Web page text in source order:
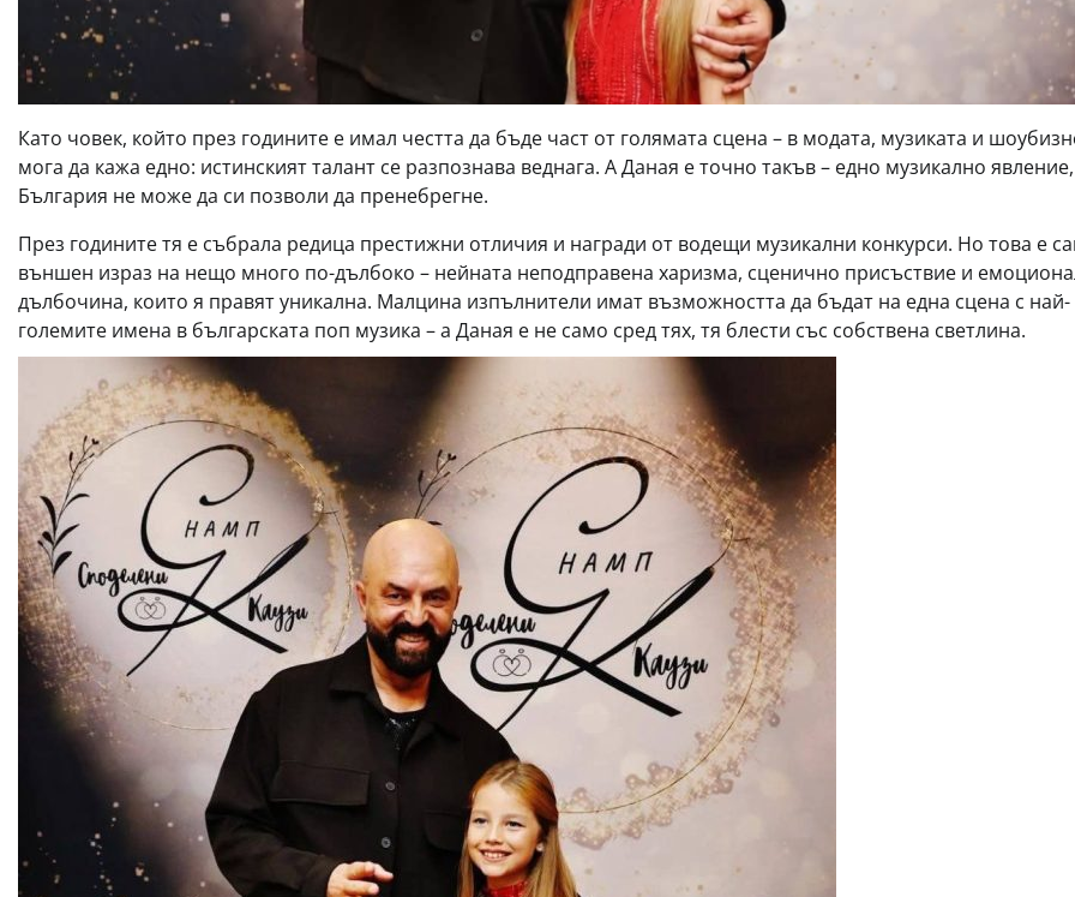
Като човек, който през годините е имал честта да бъде част от голямата сцена – в модата, музиката и
мога да кажа едно: истинският талант се разпознава веднага. А Даная е точно такъв – едно музикално
България не може да си позволи да пренебрегне.
През годините тя е събрала редица престижни отличия и награди от водещи музикални конкурси. Но това е
външен израз на нещо много по-дълбоко – нейната неподправена харизма, сценично присъствие и
дълбочина, които я правят уникална. Малцина изпълнители имат възможността да бъдат на една сцена с най-
големите имена в българската поп музика – а Даная е не само сред тях, тя блести със собствена светлина.